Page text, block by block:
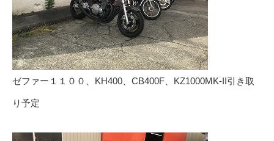
ゼファー１１００、KH400、CB400F、KZ1000MK-II引き取
り予定